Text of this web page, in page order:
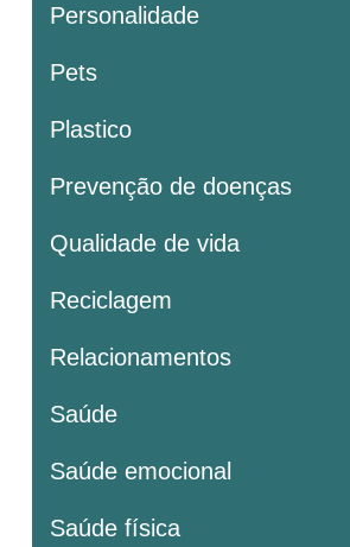
Personalidade
Pets
Plastico
Prevenção de doenças
Qualidade de vida
Reciclagem
Relacionamentos
Saúde
Saúde emocional
Saúde física